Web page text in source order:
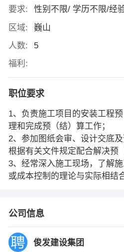
要求:
性别不限/ 学历不限/经
区域:
巍山
人数:
5
福利:
职位要求
1、负责施工项目的安装工程
理和完成预（结）算工作；
2、参加图纸会审、设计交底
根据有关文件规定配合解决预
3、经常深入施工现场，了解
或成本控制的理论与实际相结
公司信息
俊发建设集团